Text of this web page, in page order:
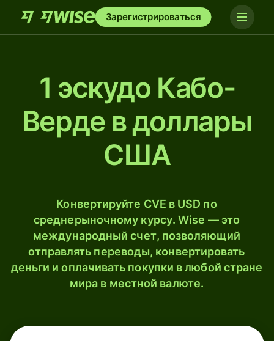
Зарегистрироваться
1 эскудо Кабо-
Верде в доллары
США
Конвертируйте CVE в USD по
среднерыночному курсу. Wise — это
международный счет, позволяющий
отправлять переводы, конвертировать
деньги и оплачивать покупки в любой стране
мира в местной валюте.